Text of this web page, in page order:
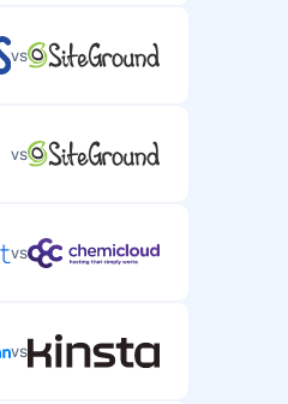
vs
vs
vs
vs